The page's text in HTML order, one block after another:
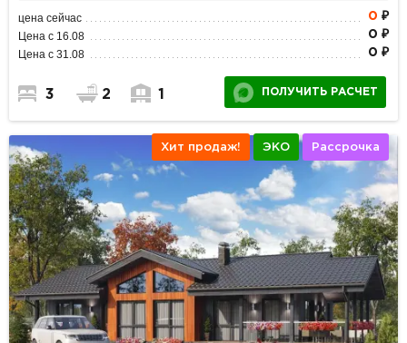
цена сейчас 0 ₽
Цена с 16.08 0 ₽
Цена с 31.08 0 ₽
3 2 1 ПОЛУЧИТЬ РАСЧЕТ
Хит продаж! ЭКО Рассрочка